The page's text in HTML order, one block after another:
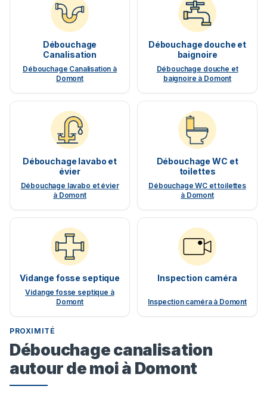
Débouchage
Canalisation
Débouchage Canalisation à
Domont
Débouchage douche et
baignoire
Débouchage douche et
baignoire à Domont
Débouchage lavabo et
évier
Débouchage lavabo et évier
à Domont
Débouchage WC et
toilettes
Débouchage WC et toilettes
à Domont
Vidange fosse septique
Vidange fosse septique à
Domont
Inspection caméra
Inspection caméra à Domont
PROXIMITÉ
Débouchage canalisation
autour de moi à Domont